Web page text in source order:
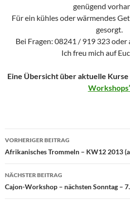
genügend
Für ein kühles oder wärmendes
gesorgt.
Bei Fragen: 08241 / 919 323
Ich freu mich auf
Eine Übersicht über aktuelle
Workshops’
Beitragsnavigation
VORHERIGER BEITRAG
Afrikanisches Trommeln – KW12 2013
NÄCHSTER BEITRAG
Cajon-Workshop – nächsten Sonntag –